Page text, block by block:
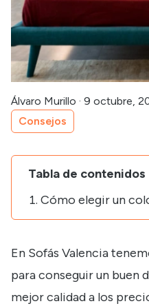
Álvaro Murillo · 9 octubre,
Consejos
Tabla de contenidos
Cómo elegir un
En Sofás Valencia
para conseguir un buen
mejor calidad a los